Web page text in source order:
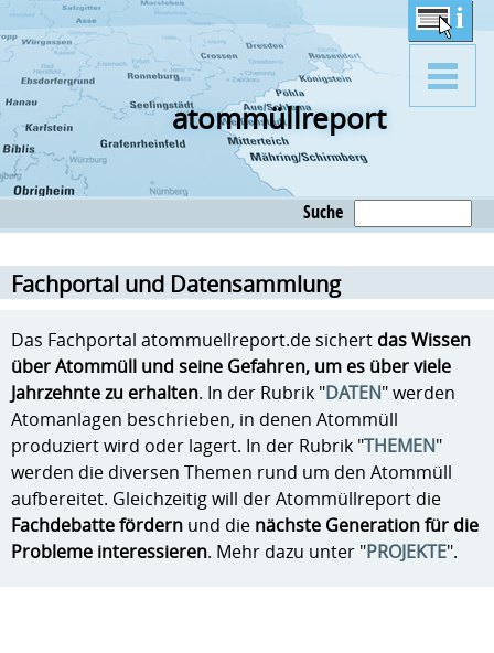
atommüllreport
Suche
Fachportal und Datensammlung
Das Fachportal atommuellreport.de sichert das Wissen
über Atommüll und seine Gefahren, um es über viele
Jahrzehnte zu erhalten. In der Rubrik "DATEN" werden
Atomanlagen beschrieben, in denen Atommüll
produziert wird oder lagert. In der Rubrik "THEMEN"
werden die diversen Themen rund um den Atommüll
aufbereitet. Gleichzeitig will der Atommüllreport die
Fachdebatte fördern und die nächste Generation für die
Probleme interessieren. Mehr dazu unter "PROJEKTE".